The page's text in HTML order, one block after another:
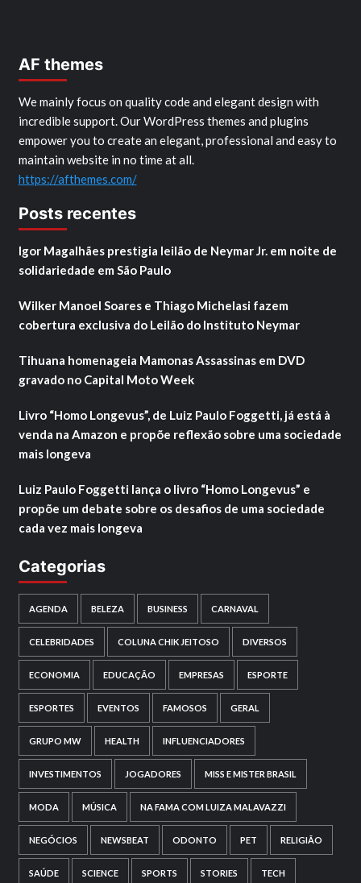
AF themes
We mainly focus on quality code and elegant design with
incredible support. Our WordPress themes and plugins
empower you to create an elegant, professional and easy to
maintain website in no time at all.
https://afthemes.com/
Posts recentes
Igor Magalhães prestigia leilão de Neymar Jr. em noite de
solidariedade em São Paulo
Wilker Manoel Soares e Thiago Michelasi fazem
cobertura exclusiva do Leilão do Instituto Neymar
Tihuana homenageia Mamonas Assassinas em DVD
gravado no Capital Moto Week
Livro “Homo Longevus”, de Luiz Paulo Foggetti, já está à
venda na Amazon e propõe reflexão sobre uma sociedade
mais longeva
Luiz Paulo Foggetti lança o livro “Homo Longevus” e
propõe um debate sobre os desafios de uma sociedade
cada vez mais longeva
Categorias
AGENDA BELEZA BUSINESS CARNAVAL
CELEBRIDADES COLUNA CHIK JEITOSO DIVERSOS
ECONOMIA EDUCAÇÃO EMPRESAS ESPORTE
ESPORTES EVENTOS FAMOSOS GERAL
GRUPO MW HEALTH INFLUENCIADORES
INVESTIMENTOS JOGADORES MISS E MISTER BRASIL
MODA MÚSICA NA FAMA COM LUIZA MALAVAZZI
NEGÓCIOS NEWSBEAT ODONTO PET RELIGIÃO
SAÚDE SCIENCE SPORTS STORIES TECH